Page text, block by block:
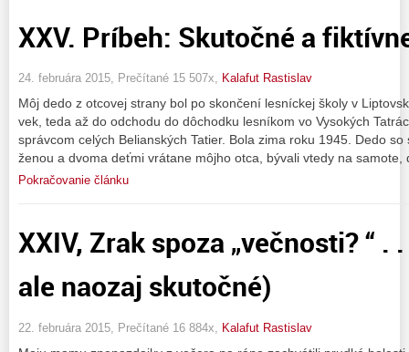
XXV. Príbeh: Skutočné a
24. februára 2015, Prečítané 15 507x, Kalafut Rastislav
Môj dedo z otcovej strany bol po skončení lesníckej školy v
vek, teda až do odchodu do dôchodku lesníkom vo Vysokých
správcom celých Belianských Tatier. Bola zima roku 1945. Dedo
ženou a dvoma deťmi vrátane môjho otca, bývali vtedy na
Pokračovanie článku
XXIV, Zrak spoza „večnosti? “ .
ale naozaj skutočné)
22. februára 2015, Prečítané 16 884x, Kalafut Rastislav